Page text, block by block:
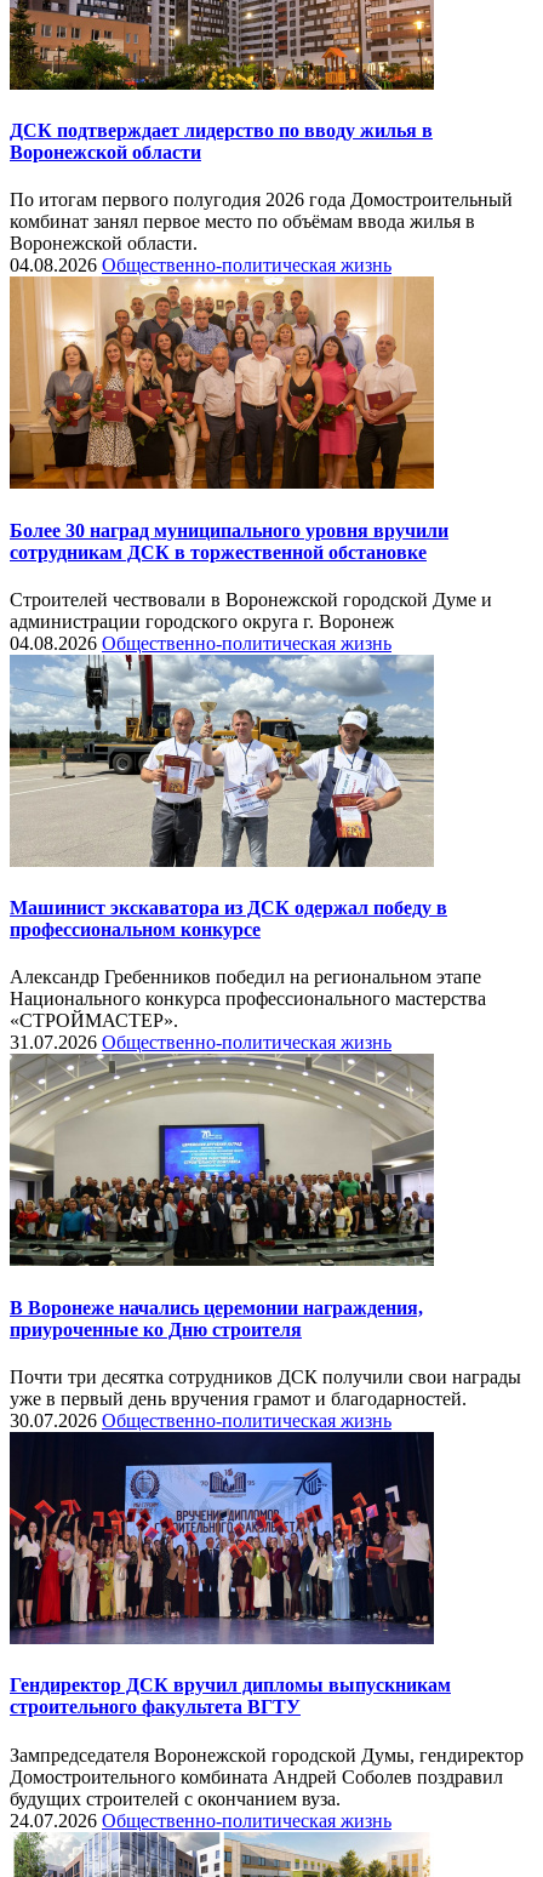
ДСК подтверждает лидерство по вводу жилья в
Воронежской области
По итогам первого полугодия 2026 года Домостроительный
комбинат занял первое место по объёмам ввода жилья в
Воронежской области.
04.08.2026 Общественно-политическая жизнь
Более 30 наград муниципального уровня вручили
сотрудникам ДСК в торжественной обстановке
Строителей чествовали в Воронежской городской Думе и
администрации городского округа г. Воронеж
04.08.2026 Общественно-политическая жизнь
Машинист экскаватора из ДСК одержал победу в
профессиональном конкурсе
Александр Гребенников победил на региональном этапе
Национального конкурса профессионального мастерства
«СТРОЙМАСТЕР».
31.07.2026 Общественно-политическая жизнь
В Воронеже начались церемонии награждения,
приуроченные ко Дню строителя
Почти три десятка сотрудников ДСК получили свои награды
уже в первый день вручения грамот и благодарностей.
30.07.2026 Общественно-политическая жизнь
Гендиректор ДСК вручил дипломы выпускникам
строительного факультета ВГТУ
Зампредседателя Воронежской городской Думы, гендиректор
Домостроительного комбината Андрей Соболев поздравил
будущих строителей с окончанием вуза.
24.07.2026 Общественно-политическая жизнь